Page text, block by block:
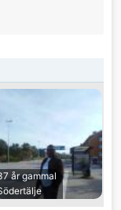
år gammal